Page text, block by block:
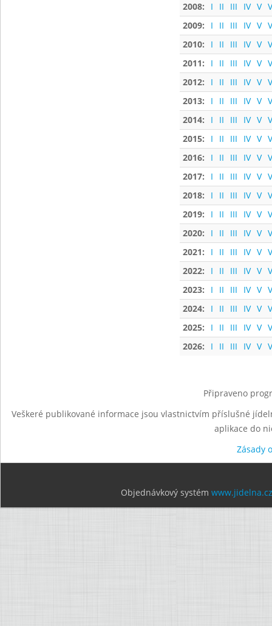
2008:
I II III IV V
2009:
I II III IV V
2010:
I II III IV V
2011:
I II III IV V
2012:
I II III IV V
2013:
I II III IV V
2014:
I II III IV V
2015:
I II III IV V
2016:
I II III IV V
2017:
I II III IV V
2018:
I II III IV V
2019:
I II III IV V
2020:
I II III IV V
2021:
I II III IV V
2022:
I II III IV V
2023:
I II III IV V
2024:
I II III IV V
2025:
I II III IV V
2026:
I II III IV V
Připraveno
Veškeré publikované informace jsou vlastnictvím příslušné
aplikace do
Zásady
Objednávkový systém www.jidelna.cz